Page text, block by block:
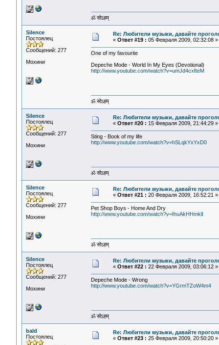
ॐ सोऽहम्
Silence
Постоялец
Сообщений: 277
Мохини
Re: Любители музыки, давайте
« Ответ #19 : 05 Февраля 2009, 02:32:08 »
One of my favourite
Depeche Mode - World In My Eyes (Devotional)
http://www.youtube.com/watch?v=umJd4cxfteM
ॐ सोऽहम्
Silence
Постоялец
Сообщений: 277
Мохини
Re: Любители музыки, давайте
« Ответ #20 : 15 Февраля 2009, 21:44:29 »
Sting - Book of my life
http://www.youtube.com/watch?v=hSLqkYxYxD0
ॐ सोऽहम्
Silence
Постоялец
Сообщений: 277
Мохини
Re: Любители музыки, давайте
« Ответ #21 : 20 Февраля 2009, 16:52:21 »
Pet Shop Boys - Home And Dry
http://www.youtube.com/watch?v=IhuAkHHmklI
ॐ सोऽहम्
Silence
Постоялец
Сообщений: 277
Мохини
Re: Любители музыки, давайте
« Ответ #22 : 22 Февраля 2009, 03:06:12 »
Depeche Mode - Wrong
http://www.youtube.com/watch?v=YGrmTZoW4m4
ॐ सोऽहम्
bald
Постоялец
Re: Любители музыки, давайте
« Ответ #23 : 25 Февраля 2009, 20:50:20 »